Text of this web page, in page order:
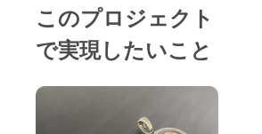
このプロジェクト
で実現したいこと